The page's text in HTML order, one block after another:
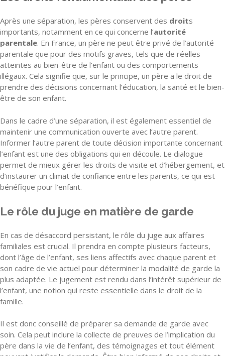
Après une séparation, les pères conservent des droits
importants, notamment en ce qui concerne l’autorité
parentale. En France, un père ne peut être privé de l’autorité
parentale que pour des motifs graves, tels que de réelles
atteintes au bien-être de l’enfant ou des comportements
illégaux. Cela signifie que, sur le principe, un père a le droit de
prendre des décisions concernant l’éducation, la santé et le bien-
être de son enfant.
Dans le cadre d’une séparation, il est également essentiel de
maintenir une communication ouverte avec l’autre parent.
Informer l’autre parent de toute décision importante concernant
l’enfant est une des obligations qui en découle. Le dialogue
permet de mieux gérer les droits de visite et d’hébergement, et
d’instaurer un climat de confiance entre les parents, ce qui est
bénéfique pour l’enfant.
Le rôle du juge en matière de garde
En cas de désaccord persistant, le rôle du juge aux affaires
familiales est crucial. Il prendra en compte plusieurs facteurs,
dont l’âge de l’enfant, ses liens affectifs avec chaque parent et
son cadre de vie actuel pour déterminer la modalité de garde la
plus adaptée. Le jugement est rendu dans l’intérêt supérieur de
l’enfant, une notion qui reste essentielle dans le droit de la
famille.
Il est donc conseillé de préparer sa demande de garde avec
soin. Cela peut inclure la collecte de preuves de l’implication du
père dans la vie de l’enfant, des témoignages et tout élément